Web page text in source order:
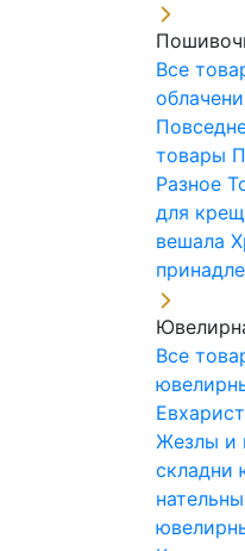
Все
товары
Разное
для
вешала
Все
Жезлы и
складни